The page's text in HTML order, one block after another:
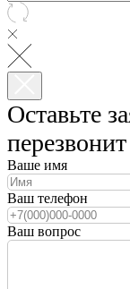
Оставьте
Ваше имя
Ваш телефон
Ваш вопрос